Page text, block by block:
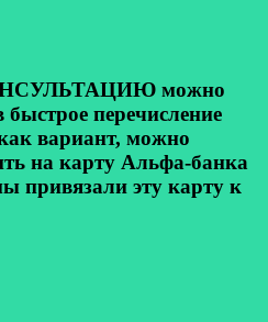
можно
перечисление
вариант, можно
на карту Альфа-банка
привязали эту карту к